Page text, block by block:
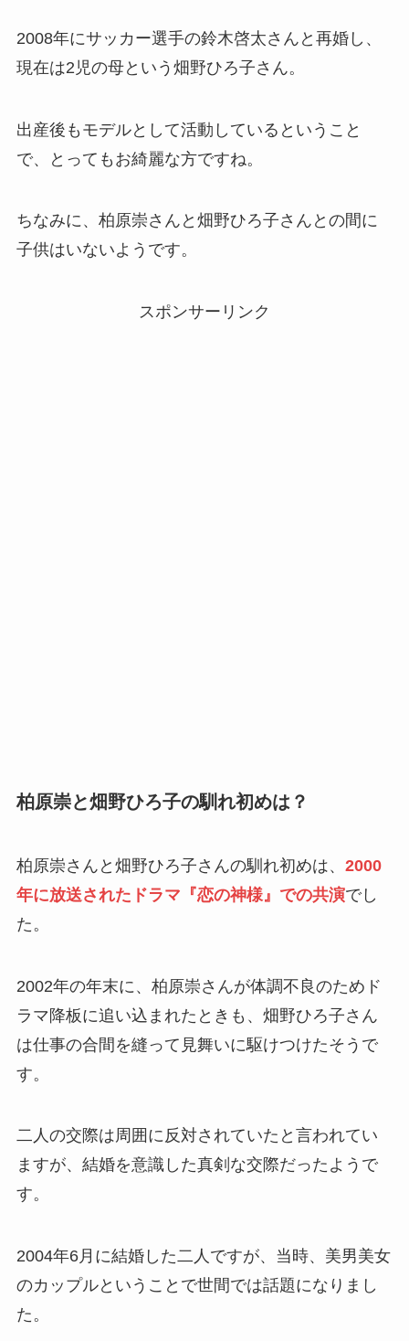
2008年にサッカー選手の鈴木啓太さんと再婚し、
現在は2児の母という畑野ひろ子さん。
出産後もモデルとして活動しているということ
で、とってもお綺麗な方ですね。
ちなみに、柏原崇さんと畑野ひろ子さんとの間に
子供はいないようです。
スポンサーリンク
柏原崇と畑野ひろ子の馴れ初めは？
柏原崇さんと畑野ひろ子さんの馴れ初めは、 2000
年に放送されたドラマ『恋の神様』での共演でし
た。
2002年の年末に、柏原崇さんが体調不良のためド
ラマ降板に追い込まれたときも、畑野ひろ子さん
は仕事の合間を縫って見舞いに駆けつけたそうで
す。
二人の交際は周囲に反対されていたと言われてい
ますが、結婚を意識した真剣な交際だったようで
す。
2004年6月に結婚した二人ですが、当時、美男美女
のカップルということで世間では話題になりまし
た。